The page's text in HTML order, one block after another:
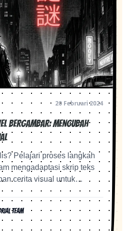
20 Februari 2024
Bergambar: Mengubah
Pelajari proses langkah
mengadaptasi skrip teks
cerita visual untuk
Team